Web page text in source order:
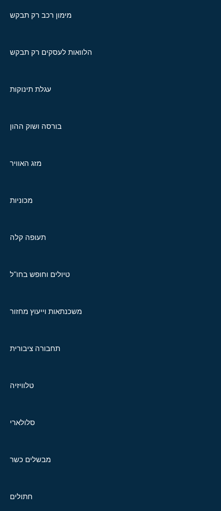
מימון רכב רק תבקש
הלוואות לעסקים רק תבקש
עגלת תינוקות
בורסה ושוק ההון
מזג האוויר
מכוניות
תעופה קלה
טיולים וחופש בחו"ל
משכנתאות וייעוץ מחזור
תחבורה ציבורית
טלוויזיה
סלולארי
מבשלים כשר
חתולים